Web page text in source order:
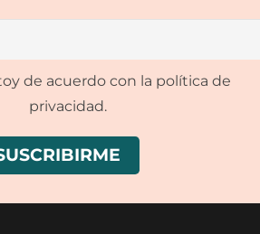
de acuerdo con la política de
privacidad.